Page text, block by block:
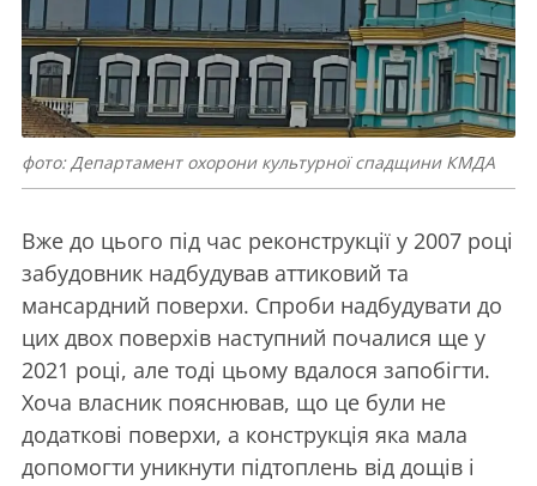
фото: Департамент охорони культурної спадщини КМДА
Вже до цього під час реконструкції у 2007 році
забудовник надбудував аттиковий та
мансардний поверхи. Спроби надбудувати до
цих двох поверхів наступний почалися ще у
2021 році, але тоді цьому вдалося запобігти.
Хоча власник пояснював, що це були не
додаткові поверхи, а конструкція яка мала
допомогти уникнути підтоплень від дощів і